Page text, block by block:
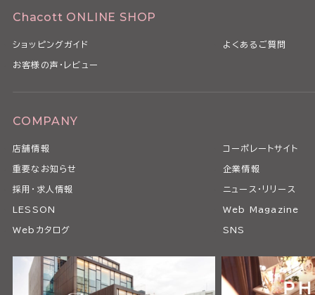
Chacott ONLINE SHOP
ショッピングガイド よくあるご質問
お客様の声・レビュー
COMPANY
店舗情報 コーポレートサイト
重要なお知らせ 企業情報
採用・求人情報 ニュース・リリース
LESSON Web Magazine
Webカタログ SNS